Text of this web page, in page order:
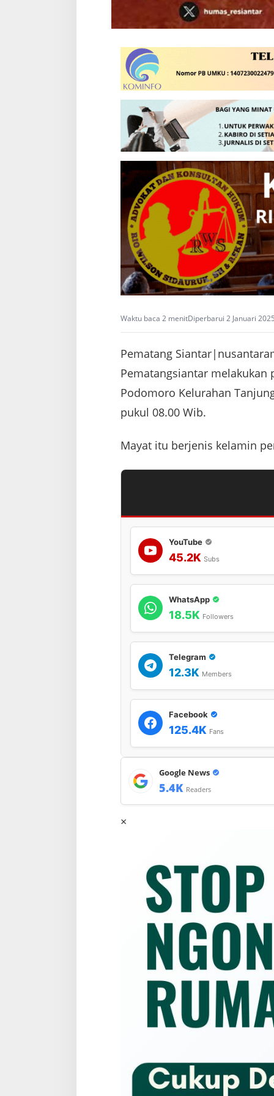
Waktu baca 2 menitDiperbarui 2 Januari
Pematang
Pematangsiantar melakukan
Podomoro Kelurahan
pukul 08.00 Wib.
Mayat itu berjenis kelamin
YouTube
45.2K Subs
WhatsApp
18.5K Followers
Telegram
12.3K Members
Facebook
125.4K Fans
Google News
5.4K Readers
×